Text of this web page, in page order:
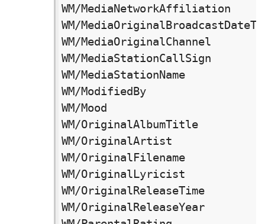
WM/MediaNetworkAffiliation　　
WM/
WM/MediaOriginalChannel　　　　
WM/MediaStationCallSign　　　　
WM/MediaStationName　　　　　　
WM/ModifiedBy　　　　　　　　　
WM/Mood　　　　　　　　　　　　　
WM/OriginalAlbumTitle　　　　　
WM/OriginalArtist　　　　　　　
WM/OriginalFilename　　　　　　
WM/OriginalLyricist　　　　　　
WM/OriginalReleaseTime　　　　　
WM/OriginalReleaseYear　　　　　